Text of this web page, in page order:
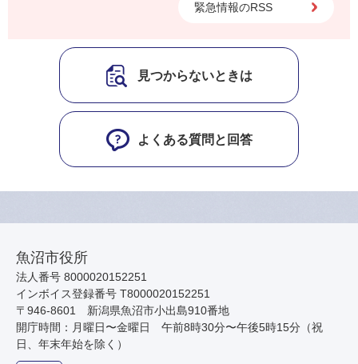
緊急情報のRSS
見つからないときは
よくある質問と回答
魚沼市役所
法人番号 8000020152251
インボイス登録番号 T8000020152251
〒946-8601 新潟県魚沼市小出島910番地
開庁時間：月曜日〜金曜日 午前8時30分〜午後5時15分（祝
日、年末年始を除く）